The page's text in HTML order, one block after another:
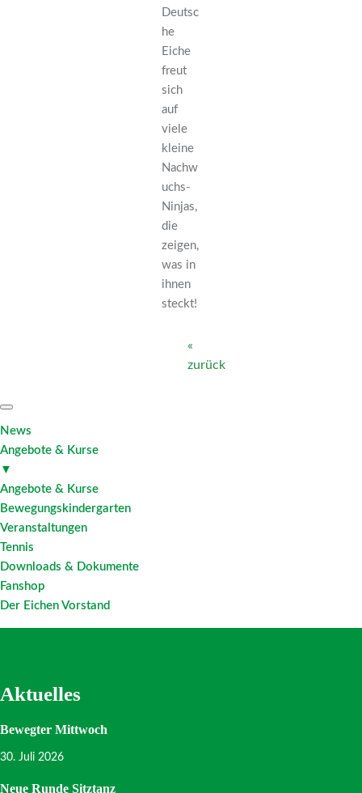
Deutsc
he
Eiche
freut
sich
auf
viele
kleine
Nachw
uchs-
Ninjas,
die
zeigen,
was in
ihnen
steckt!
«
zurück
News
Angebote & Kurse
▼
Angebote & Kurse
Bewegungskindergarten
Veranstaltungen
Tennis
Downloads & Dokumente
Fanshop
Der Eichen Vorstand
Aktuelles
Bewegter Mittwoch
30. Juli 2026
Neue Runde Sitztanz